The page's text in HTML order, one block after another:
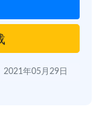
师视频直播 .mp4
2021年05月29日